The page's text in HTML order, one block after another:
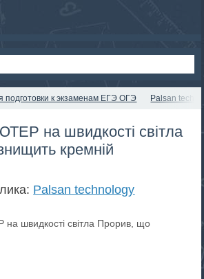
подготовки к экзаменам ЕГЭ ОГЭ Palsan
на швидкості світла
кремній
Palsan technology